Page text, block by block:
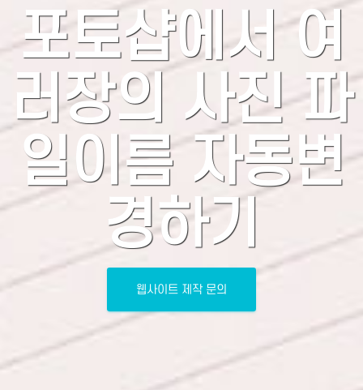
포토샵에서 여
러장의 사진 파
일이름 자동변
경하기
웹사이트 제작 문의